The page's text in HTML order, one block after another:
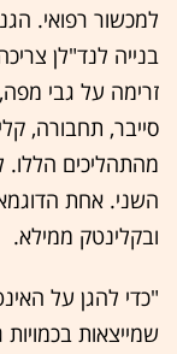
למכשור רפואי.
בנייה לנד"לן
זרימה על גבי
סייבר, תחבורה,
מהתהליכים
השני. אחת
ובקלינטק ממילא.
"כדי להגן על
שמייצאות בכמויות